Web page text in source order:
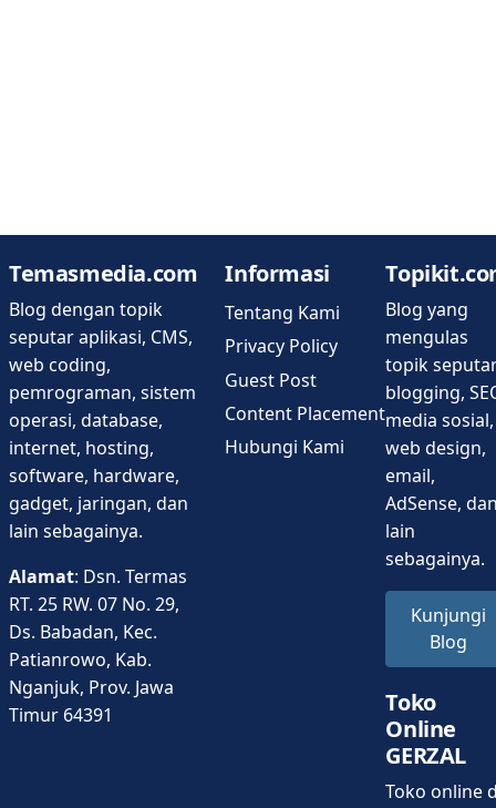
Temasmedia.com
Blog dengan topik
seputar aplikasi, CMS,
web coding,
pemrograman, sistem
operasi, database,
internet, hosting,
software, hardware,
gadget, jaringan, dan
lain sebagainya.
Alamat: Dsn. Termas
RT. 25 RW. 07 No. 29,
Ds. Babadan, Kec.
Patianrowo, Kab.
Nganjuk, Prov. Jawa
Timur 64391
Informasi
Tentang Kami
Privacy Policy
Guest Post
Content Placement
Hubungi Kami
Blog yang
mengulas
topik
blogging,
media sosial,
web design,
email,
AdSense,
lain
sebagainya.
Kunjungi
Blog
Toko
Online
GERZAL
Toko online